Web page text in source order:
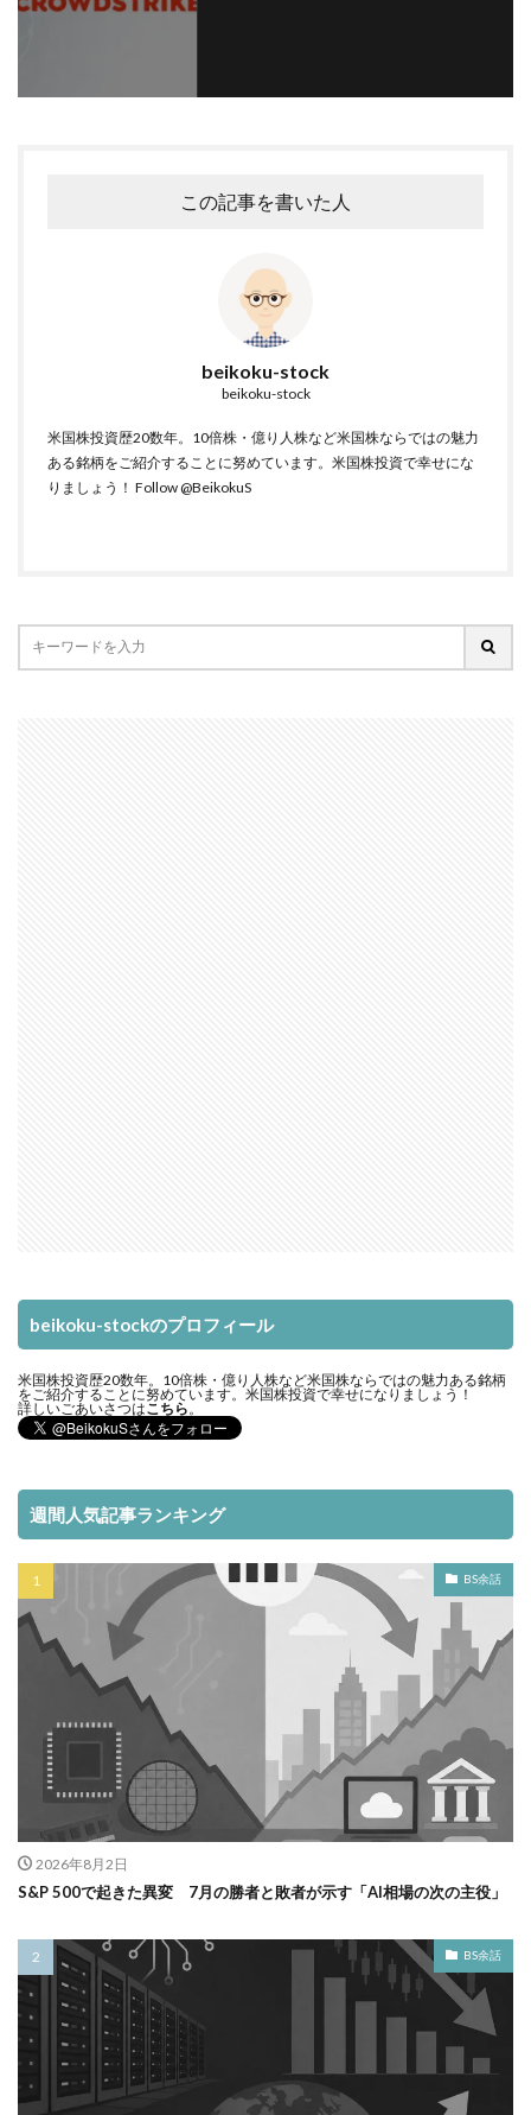
この記事を書いた人
beikoku-stock
beikoku-stock
米国株投資歴20数年。10倍株・億り人株など米国株ならではの魅力
ある銘柄をご紹介することに努めています。米国株投資で幸せにな
りましょう！ Follow @BeikokuS
beikoku-stockのプロフィール
米国株投資歴20数年。10倍株・億り人株など米国株ならではの魅力ある銘柄
をご紹介することに努めています。米国株投資で幸せになりましょう！
詳しいごあいさつはこちら 。
週間人気記事ランキング
BS余話
2026年8月2日
S&P 500で起きた異変 7月の勝者と敗者が示す「AI相場の次の主役」
BS余話